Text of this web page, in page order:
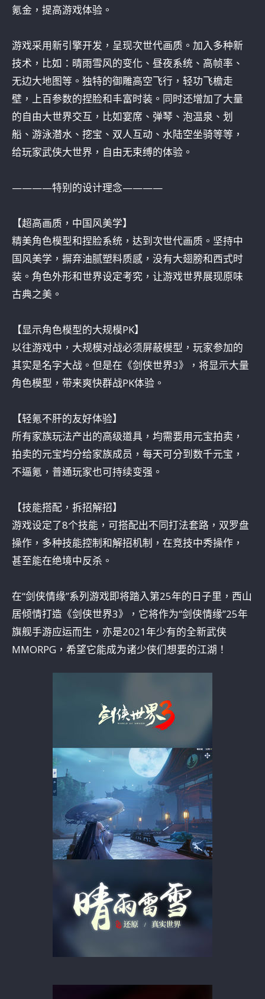
氪金，提高游戏体验。
游戏采用新引擎开发，呈现次世代画质。加入多种新
技术，比如：晴雨雪风的变化、昼夜系统、高帧率、
无边大地图等。独特的御雕高空飞行，轻功飞檐走
壁，上百参数的捏脸和丰富时装。同时还增加了大量
的自由大世界交互，比如宴席、弹琴、泡温泉、划
船、游泳潜水、挖宝、双人互动、水陆空坐骑等等，
给玩家武侠大世界，自由无束缚的体验。
————特别的设计理念————
【超高画质，中国风美学】
精美角色模型和捏脸系统，达到次世代画质。坚持中
国风美学，摒弃油腻塑料质感，没有大翅膀和西式时
装。角色外形和世界设定考究，让游戏世界展现原味
古典之美。
【显示角色模型的大规模PK】
以往游戏中，大规模对战必须屏蔽模型，玩家参加的
其实是名字大战。但是在《剑侠世界3》，将显示大量
角色模型，带来爽快群战PK体验。
【轻氪不肝的友好体验】
所有家族玩法产出的高级道具，均需要用元宝拍卖，
拍卖的元宝均分给家族成员，每天可分到数千元宝，
不逼氪，普通玩家也可持续变强。
【技能搭配，拆招解招】
游戏设定了8个技能，可搭配出不同打法套路，双罗盘
操作，多种技能控制和解招机制，在竞技中秀操作，
甚至能在绝境中反杀。
在“剑侠情缘”系列游戏即将踏入第25年的日子里，西山
居倾情打造《剑侠世界3》，它将作为“剑侠情缘”25年
旗舰手游应运而生，亦是2021年少有的全新武侠
MMORPG，希望它能成为诸少侠们想要的江湖！